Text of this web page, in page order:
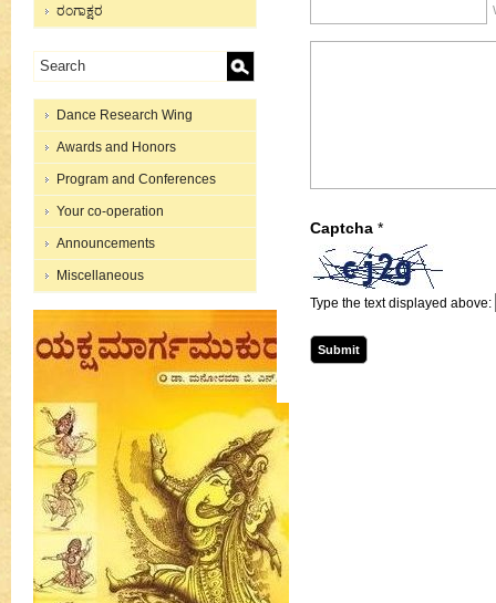
ರಂಗಾಕ್ಷರ
Dance Research Wing
Awards and Honors
Program and Conferences
Your co-operation
Announcements
Miscellaneous
Captcha *
Type the text displayed above: